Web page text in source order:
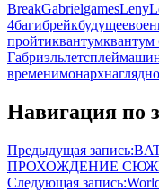
BreakGabrielgamesLeny
4багибрейкбудущее
пройтиквантумквантум
Габриэльлетсплей
временимонархнаглядно
Навигация по
Предыдущая запись:
ПРОХОЖДЕНИЕ
Следующая запись: